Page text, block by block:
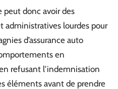
peut donc avoir des
administratives lourdes pour
d’assurance auto
en
refusant l’indemnisation
éléments avant de prendre